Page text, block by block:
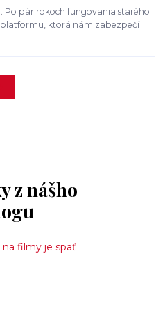
Po pár rokoch fungovania starého
platformu, ktorá nám zabezpečí
z nášho